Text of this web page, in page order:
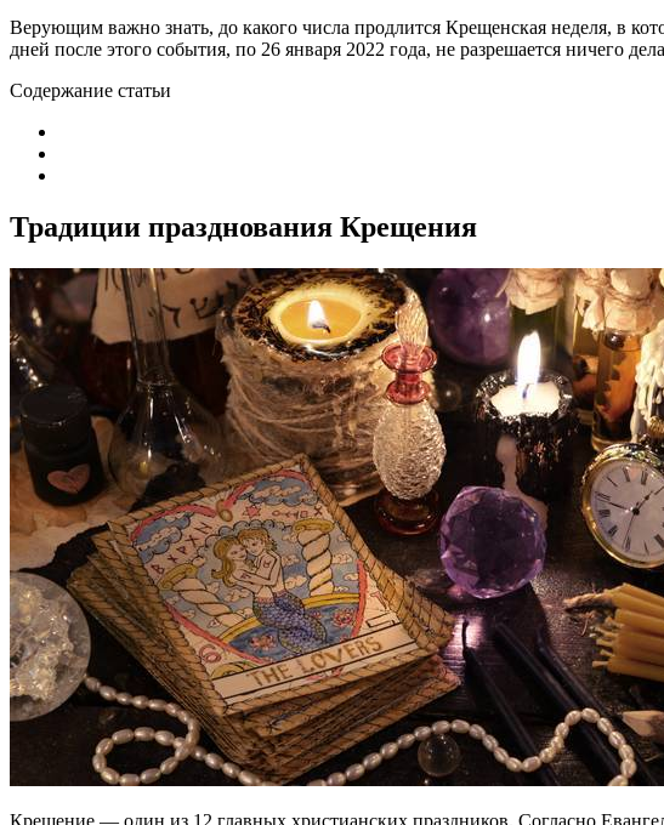
Верующим важно знать, до какого числа продлится Крещенская неделя, в
дней после этого события, по 26 января 2022 года, не разрешается ничего
Содержание статьи
Традиции празднования Крещения
Крещение — один из 12 главных христианских праздников. Согласно